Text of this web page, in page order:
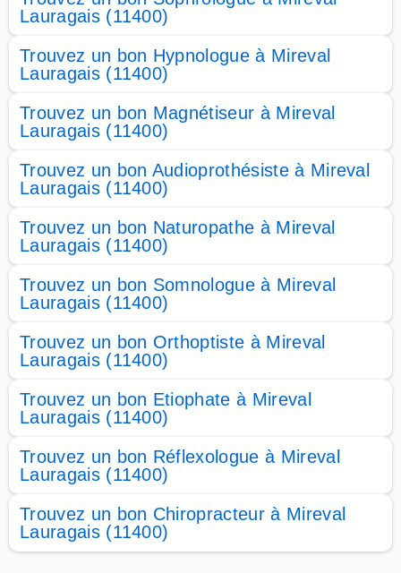
Lauragais (11400)
Trouvez un bon Hypnologue à Mireval
Lauragais (11400)
Trouvez un bon Magnétiseur à Mireval
Lauragais (11400)
Trouvez un bon Audioprothésiste à Mireval
Lauragais (11400)
Trouvez un bon Naturopathe à Mireval
Lauragais (11400)
Trouvez un bon Somnologue à Mireval
Lauragais (11400)
Trouvez un bon Orthoptiste à Mireval
Lauragais (11400)
Trouvez un bon Etiophate à Mireval
Lauragais (11400)
Trouvez un bon Réflexologue à Mireval
Lauragais (11400)
Trouvez un bon Chiropracteur à Mireval
Lauragais (11400)